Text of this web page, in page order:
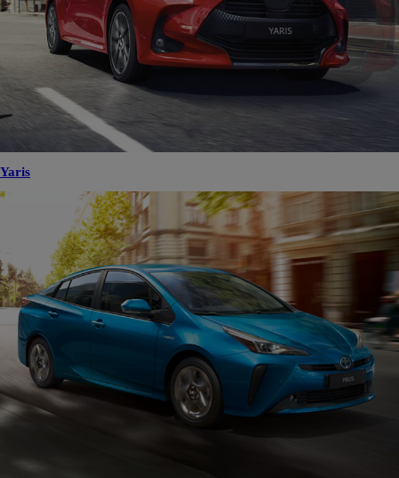
Yaris